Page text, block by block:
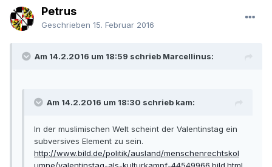
Petrus
Geschrieben 15. Februar 2016
Am 14.2.2016 um 18:59 schrieb Marcellinus:
Am 14.2.2016 um 18:30 schrieb kam:
In der muslimischen Welt scheint der Valentinstag ein
subversives Element zu sein.
http://www.bild.de/politik/ausland/menschenrechtskol